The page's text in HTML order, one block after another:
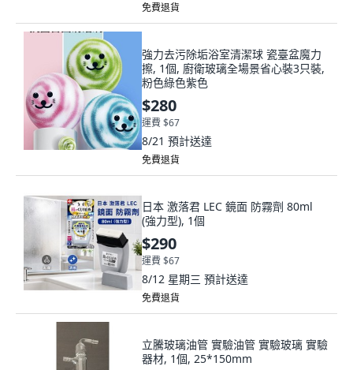
免費退貨
強力去污除垢浴室清潔球 瓷臺盆魔力
擦, 1個, 廚衛玻璃全場景省心裝3只裝,
粉色綠色紫色
$280
運費 $67
8/21 預計送達
免費退貨
日本 激落君 LEC 鏡面 防霧劑 80ml
(強力型), 1個
$290
運費 $67
8/12 星期三 預計送達
免費退貨
立騰玻璃油管 實驗油管 實驗玻璃 實驗
器材, 1個, 25*150mm